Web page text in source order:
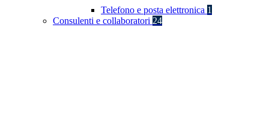
Telefono e posta elettronica 1
Consulenti e collaboratori 24